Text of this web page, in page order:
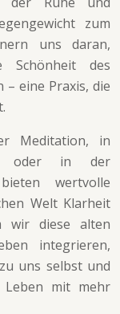
zum
uns daran,
des
eine Praxis, die
Meditation, in
oder in der
wertvolle
Welt Klarheit
wir diese alten
integrieren,
uns selbst und
mit mehr